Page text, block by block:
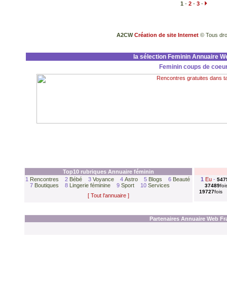
1 - 2- 3-
A2CWCréation de site Internet © Tous
la sélection Feminin Annuaire
Feminin coups de
Top10 rubriques Annuaire féminin
1 Rencontres 2 Bébé 3 Voyance 4 Astro 5 Blogs 6 Beauté
7 Boutiques 8 Lingerie féminine 9 Sport 10 Services
[ Tout l'annuaire ]
1 Eu -
37489
19727fois
Partenaires Annuaire Web